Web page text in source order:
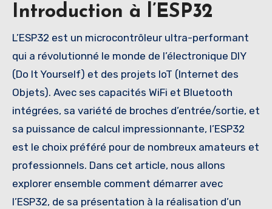
Introduction à l’ESP32
L’ESP32 est un microcontrôleur ultra-performant
qui a révolutionné le monde de l’électronique DIY
(Do It Yourself) et des projets IoT (Internet des
Objets). Avec ses capacités WiFi et Bluetooth
intégrées, sa variété de broches d’entrée/sortie, et
sa puissance de calcul impressionnante, l’ESP32
est le choix préféré pour de nombreux amateurs et
professionnels. Dans cet article, nous allons
explorer ensemble comment démarrer avec
l’ESP32, de sa présentation à la réalisation d’un